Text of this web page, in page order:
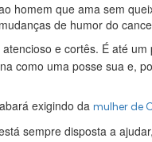
homem que ama sem
de humor do
e cortês. É até
como uma posse sua e,
exigindo da mulher de
sempre disposta a